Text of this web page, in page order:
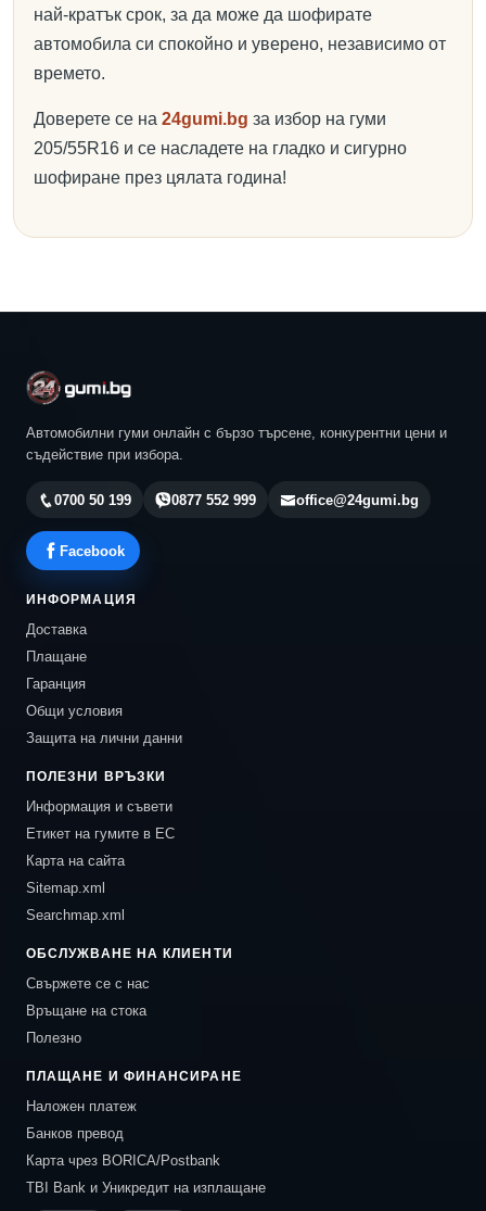
най-кратък срок, за да може да шофирате
автомобила си спокойно и уверено, независимо от
времето.
Доверете се на 24gumi.bg за избор на гуми
205/55R16 и се насладете на гладко и сигурно
шофиране през цялата година!
Автомобилни гуми онлайн с бързо търсене, конкурентни цени и
съдействие при избора.
0700 50 199 0877 552 999 office@24gumi.bg
Facebook
ИНФОРМАЦИЯ
Доставка
Плащане
Гаранция
Общи условия
Защита на лични данни
ПОЛЕЗНИ ВРЪЗКИ
Информация и съвети
Етикет на гумите в ЕС
Карта на сайта
Sitemap.xml
Searchmap.xml
ОБСЛУЖВАНЕ НА КЛИЕНТИ
Свържете се с нас
Връщане на стока
Полезно
ПЛАЩАНЕ И ФИНАНСИРАНЕ
Наложен платеж
Банков превод
Карта чрез BORICA/Postbank
TBI Bank и Уникредит на изплащане